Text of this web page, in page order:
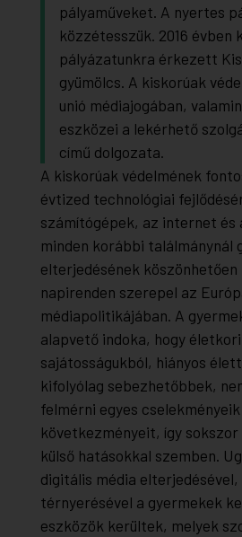
pályaműveket. A nyertes
közzétesszük. 2016 évben
pályázatunkra érkezett
gyümölcs. A kiskorúak
unió médiajogában,
eszközei a lekérhető
című dolgozata.
A kiskorúak védelmének
évtized technológiai
számítógépek, az internet és
minden korábbi találmánynál
elterjedésének
napirenden szerepel az
médiapolitikájában. A
alapvető indoka, hogy életkori
sajátosságukból, hiányos
kifolyólag sebezhetőbbek,
felmérni egyes cselekményeik
következményeit, így
külső hatásokkal szemben.
digitális média elterjedésével,
térnyerésével a gyermekek
eszközök kerültek, melyek